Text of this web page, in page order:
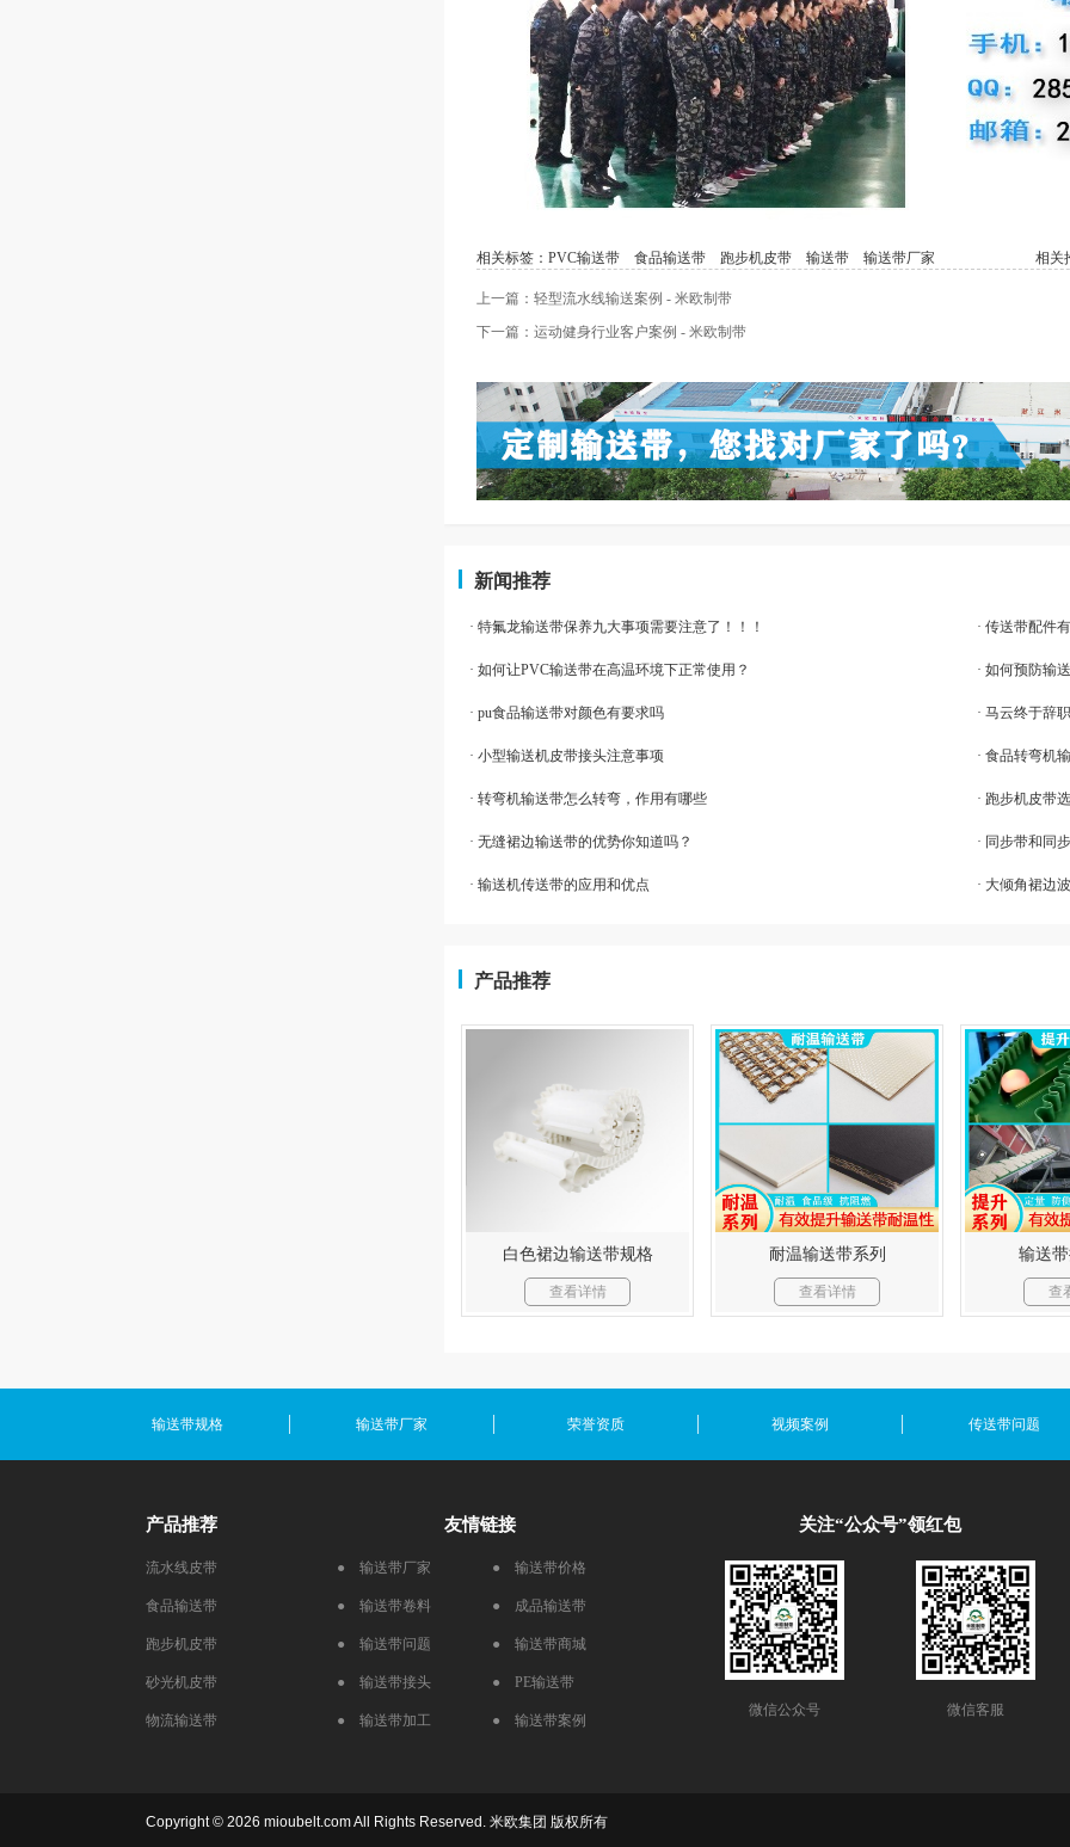
相关标签： PVC输送带 食品输送带 跑步机皮带 输送带 输送带厂家 相关推
上一篇：轻型流水线输送案例 - 米欧制带
下一篇：运动健身行业客户案例 - 米欧制带
新闻推荐
· 特氟龙输送带保养九大事项需要注意了！！！ · 传送带配件
· 如何让PVC输送带在高温环境下正常使用？ · 如何预防输
· pu食品输送带对颜色有要求吗 · 马云终于辞
· 小型输送机皮带接头注意事项 · 食品转弯机
· 转弯机输送带怎么转弯，作用有哪些 · 跑步机皮带
· 无缝裙边输送带的优势你知道吗？ · 同步带和同
· 输送机传送带的应用和优点 · 大倾角裙边
产品推荐
白色裙边输送带规格
查看详情
耐温输送带系列
查看详情
输送
查
输送带规格 输送带厂家 荣誉资质 视频案例 传送带问题
产品推荐
流水线皮带
食品输送带
跑步机皮带
砂光机皮带
物流输送带
友情链接
● 输送带厂家 ● 输送带价格
● 输送带卷料 ● 成品输送带
● 输送带问题 ● 输送带商城
● 输送带接头 ● PE输送带
● 输送带加工 ● 输送带案例
关注“公众号”领红包
微信公众号 微信客服
Copyright © 2026 mioubelt.com All Rights Reserved. 米欧集团 版权所有